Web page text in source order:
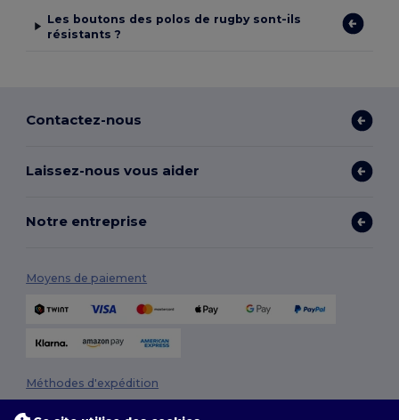
Les boutons des polos de rugby sont-ils
résistants ?
Contactez-nous
Laissez-nous vous aider
Notre entreprise
Moyens de paiement
Méthodes d'expédition